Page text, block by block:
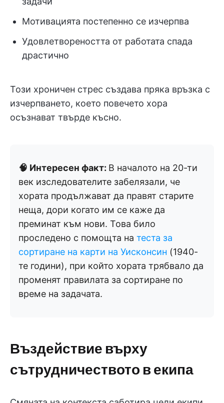
Мотивацията постепенно се изчерпва
Удовлетвореността от работата спада
драстично
Този хроничен стрес създава пряка връзка с
изчерпването, което повечето хора
осъзнават твърде късно.
🧠 Интересен факт: В началото на 20-ти
век изследователите забелязали, че
хората продължават да правят старите
неща, дори когато им се каже да
преминат към нови. Това било
проследено с помощта на теста за
сортиране на карти на Уисконсин (1940-
те години), при който хората трябвало да
променят правилата за сортиране по
време на задачата.
Въздействие върху
сътрудничеството в екипа